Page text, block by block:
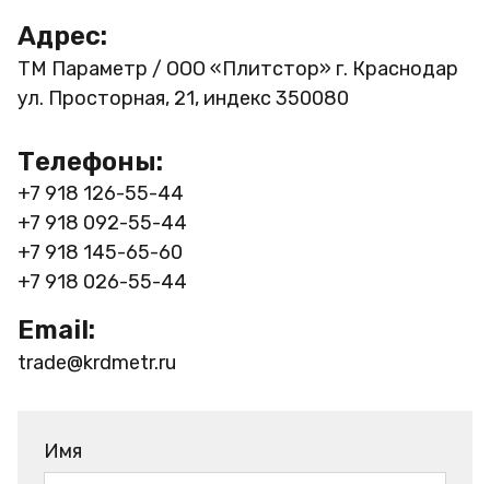
Адрес:
ТМ Параметр / ООО «Плитстор» г. Краснодар
ул. Просторная, 21, индекс 350080
Телефоны:
+7 918 126-55-44
+7 918 092-55-44
+7 918 145-65-60
+7 918 026-55-44
Email:
trade@krdmetr.ru
Имя